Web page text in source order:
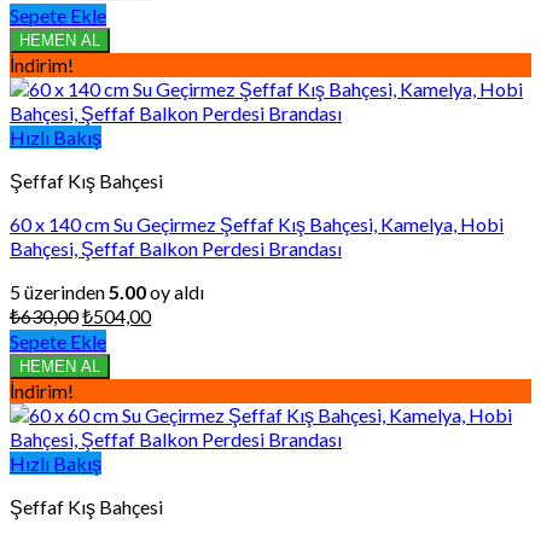
fiyat:
₺720,00.
₺576,00.
Sepete Ekle
HEMEN AL
İndirim!
Hızlı Bakış
Şeffaf Kış Bahçesi
60 x 140 cm Su Geçirmez Şeffaf Kış Bahçesi, Kamelya, Hobi
Bahçesi, Şeffaf Balkon Perdesi Brandası
5 üzerinden 5.00oy aldı
₺630,00Orijinal
fiyat:
₺630,00.
₺504,00Şu
₺504,00.
Sepete Ekle
HEMEN AL
İndirim!
Hızlı Bakış
Şeffaf Kış Bahçesi